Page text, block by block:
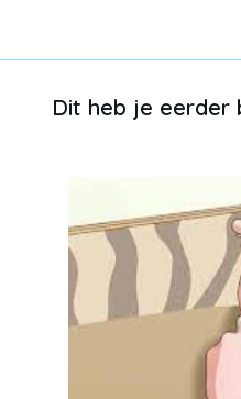
Dit heb je eerder